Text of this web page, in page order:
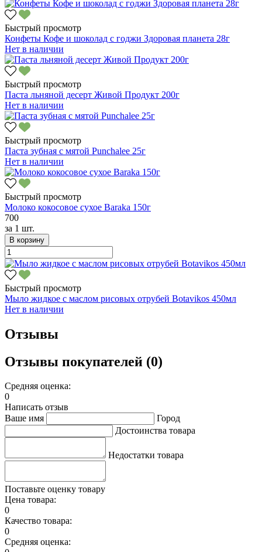
Быстрый просмотр
Конфеты Кофе и шоколад с годжи Здоровая планета 28г
Нет в наличии
Быстрый просмотр
Паста льняной десерт Живой Продукт 200г
Нет в наличии
Быстрый просмотр
Паста зубная с мятой Punchalee 25г
Нет в наличии
Быстрый просмотр
Молоко кокосовое сухое Baraka 150г
700
за 1 шт.
В корзину
Быстрый просмотр
Мыло жидкое с маслом рисовых отрубей Botavikos 450мл
Нет в наличии
Отзывы
Отзывы покупателей (0)
Средняя оценка:
0
Написать отзыв
Ваше имя
Город
Достоинства товара
Недостатки товара
Поставьте оценку товару
Цена товара:
0
Качество товара:
0
Средняя оценка: